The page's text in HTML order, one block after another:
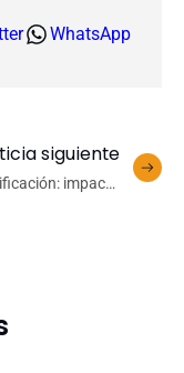
WhatsApp
siguiente
impacto